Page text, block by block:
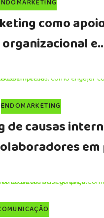
como
e
ENDOMARKETING
de causas